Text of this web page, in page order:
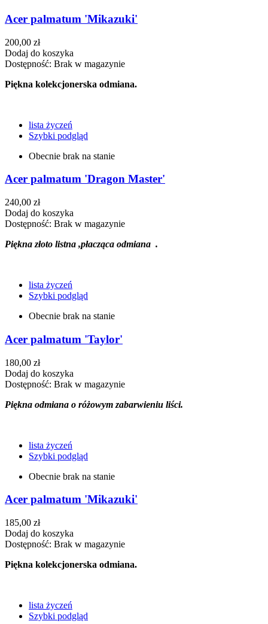
Acer palmatum 'Mikazuki'
200,00 zł
Dodaj do koszyka
Dostępność: Brak w magazynie
Piękna kolekcjonerska odmiana.
lista życzeń
Szybki podgląd
Obecnie brak na stanie
Acer palmatum 'Dragon Master'
240,00 zł
Dodaj do koszyka
Dostępność: Brak w magazynie
Piękna złoto listna ,płacząca odmiana .
lista życzeń
Szybki podgląd
Obecnie brak na stanie
Acer palmatum 'Taylor'
180,00 zł
Dodaj do koszyka
Dostępność: Brak w magazynie
Piękna odmiana o różowym zabarwieniu liści.
lista życzeń
Szybki podgląd
Obecnie brak na stanie
Acer palmatum 'Mikazuki'
185,00 zł
Dodaj do koszyka
Dostępność: Brak w magazynie
Piękna kolekcjonerska odmiana.
lista życzeń
Szybki podgląd